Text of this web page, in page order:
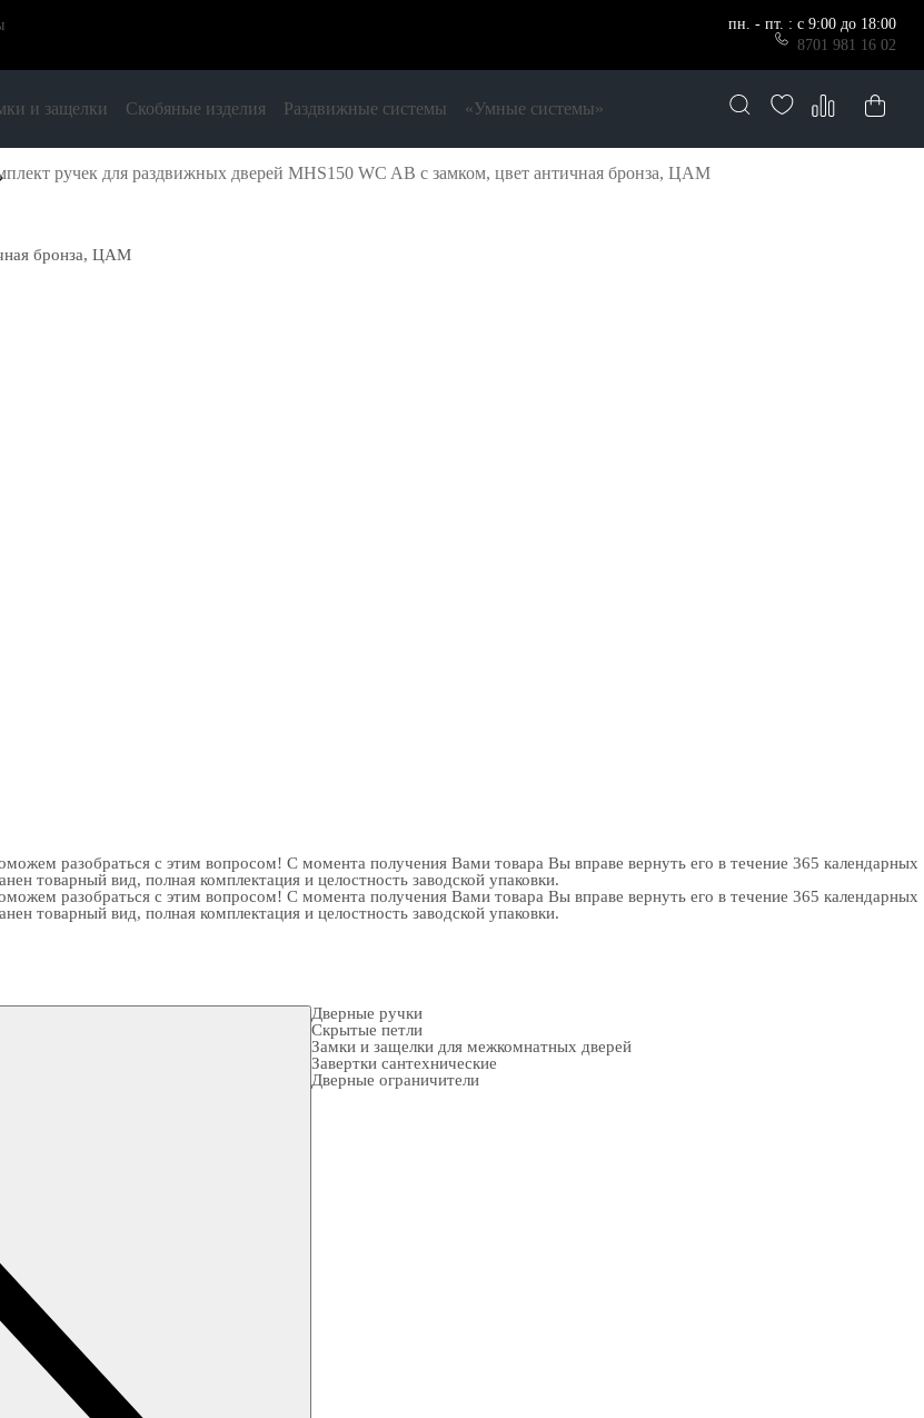
пн. - пт. : с 9:00 до 18:00
8701 981 16 02
и защелки Скобяные изделия Раздвижные системы «Умные системы»
ручек для раздвижных дверей MHS150 WC AB с замком, цвет античная бронза, ЦАМ
бронза, ЦАМ
разобраться с этим вопросом! С момента получения Вами товара Вы вправе вернуть его в течение 365 календарных
товарный вид, полная комплектация и целостность заводской упаковки.
разобраться с этим вопросом! С момента получения Вами товара Вы вправе вернуть его в течение 365 календарных
товарный вид, полная комплектация и целостность заводской упаковки.
Дверные ручки
Скрытые петли
Замки и защелки для межкомнатных дверей
Завертки сантехнические
Дверные ограничители